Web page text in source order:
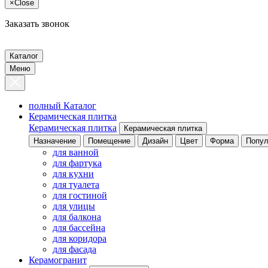
×Close
Заказать звонок
Каталог
Меню
полный Каталог
Керамическая плитка
Керамическая плитка
Керамическая плитка
Назначение
Помещение Дизайн Цвет Форма
для ванной
для фартука
для кухни
для туалета
для гостиной
для улицы
для балкона
для бассейна
для коридора
для фасада
Керамогранит